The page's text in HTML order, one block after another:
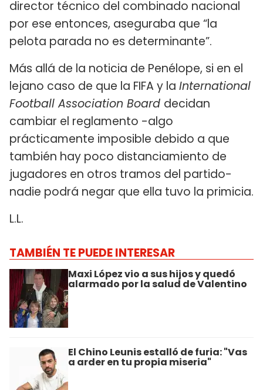
director técnico del combinado nacional
por ese entonces, aseguraba que “la
pelota parada no es determinante”.
Más allá de la noticia de Penélope, si en el
lejano caso de que la FIFA y la International
Football Association Board decidan
cambiar el reglamento -algo
prácticamente imposible debido a que
también hay poco distanciamiento de
jugadores en otros tramos del partido-
nadie podrá negar que ella tuvo la primicia.
L.L.
TAMBIÉN TE PUEDE INTERESAR
Maxi López vio a sus hijos y quedó
alarmado por la salud de Valentino
El Chino Leunis estalló de furia: "Vas
a arder en tu propia miseria"